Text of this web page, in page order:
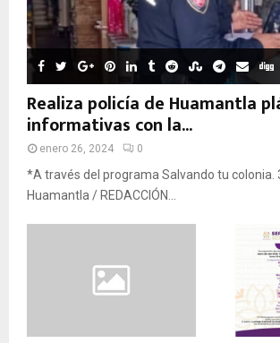
Realiza policía de Huamantla
informativas con la...
enero 26, 2024 0
*A través del programa Salvando tu colonia.
Huamantla / REDACCIÓN...